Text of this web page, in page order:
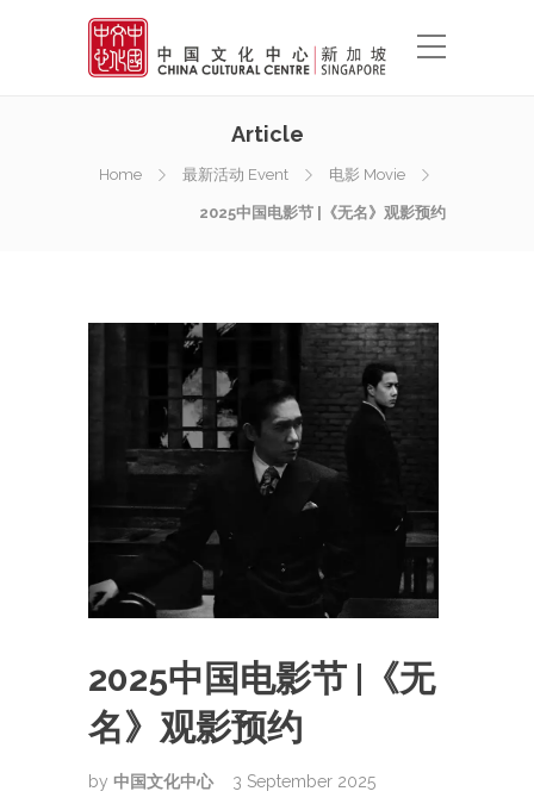
Article
Home 最新活动 Event 电影 Movie
2025中国电影节 |《无名》观影预约
2025中国电影节 |《无
名》观影预约
by 中国文化中心 3 September 2025